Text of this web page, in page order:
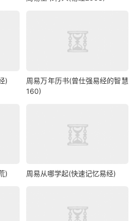
)
周易万年历书(曾仕强易经的智慧
160)
) 周易从哪学起(快速记忆易经)